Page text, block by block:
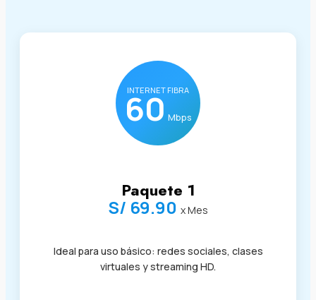
INTERNET FIBRA
60 Mbps
Paquete 1
S/ 69.90 x Mes
Ideal para uso básico: redes sociales, clases
virtuales y streaming HD.